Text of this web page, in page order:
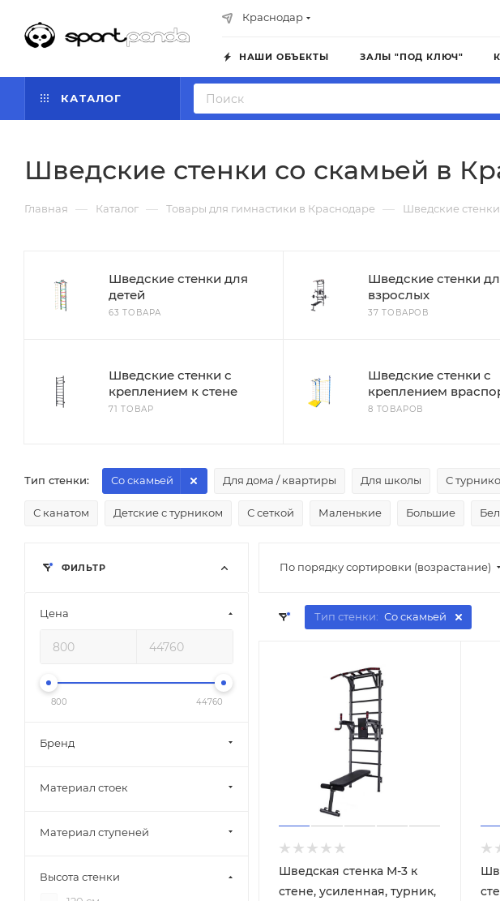
Краснодар
НАШИ ОБЪЕКТЫ ЗАЛЫ "ПОД КЛЮЧ"
КАТАЛОГ
Шведские стенки со скамьей в
Главная — Каталог — Товары для гимнастики в Краснодаре — Шведские
Шведские стенки для
детей
63 ТОВАРА
Шведские стенки
взрослых
37 ТОВАРОВ
Шведские стенки с
креплением к стене
71 ТОВАР
Шведские стенки с
креплением
8 ТОВАРОВ
Тип стенки: Для дома / квартиры Для школы С
Со скамьей
С канатом Детские с турником С сеткой Маленькие Большие
По порядку сортировки (возрастание)
Тип стенки: Со скамьей
Шведская стенка М-3 к
стене, усиленная, турник,
ФИЛЬТР
Цена
800 44760
Бренд
Материал стоек
Материал ступеней
Высота стенки